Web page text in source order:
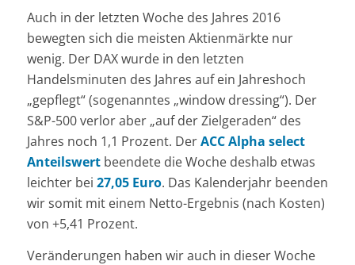
Auch in der letzten Woche des Jahres 2016
bewegten sich die meisten Aktienmärkte nur
wenig. Der DAX wurde in den letzten
Handelsminuten des Jahres auf ein Jahreshoch
„gepflegt“ (sogenanntes „window dressing“). Der
S&P-500 verlor aber „auf der Zielgeraden“ des
Jahres noch 1,1 Prozent. DerACC Alpha select
Anteilswertbeendete die Woche deshalb etwas
leichter bei 27,05 Euro. Das Kalenderjahr beenden
wir somit mit einem Netto-Ergebnis (nach Kosten)
von +5,41 Prozent.
Veränderungen haben wir auch in dieser Woche